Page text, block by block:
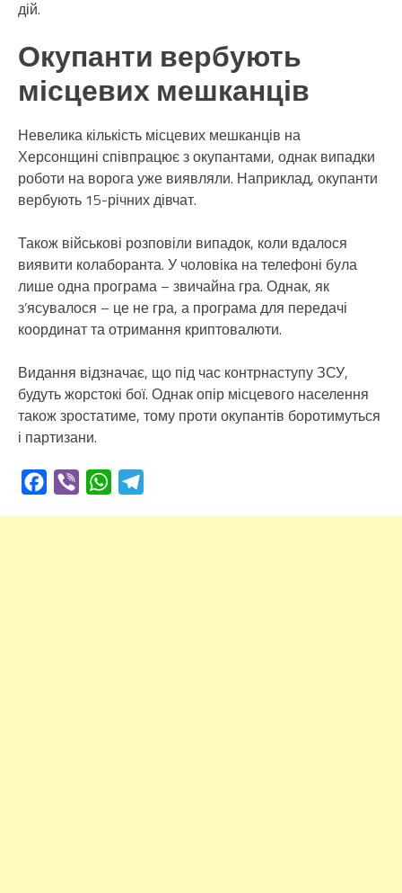
дій.
Окупанти вербують
місцевих мешканців
Невелика кількість місцевих мешканців на
Херсонщині співпрацює з окупантами, однак випадки
роботи на ворога уже виявляли. Наприклад, окупанти
вербують 15-річних дівчат.
Також військові розповіли випадок, коли вдалося
виявити колаборанта. У чоловіка на телефоні була
лише одна програма – звичайна гра. Однак, як
з’ясувалося – це не гра, а програма для передачі
координат та отримання криптовалюти.
Видання відзначає, що під час контрнаступу ЗСУ,
будуть жорстокі бої. Однак опір місцевого населення
також зростатиме, тому проти окупантів боротимуться
і партизани.
Facebook
Viber WhatsApp